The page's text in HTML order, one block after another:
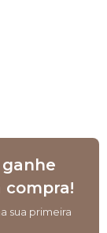
ganhe
compra!
sua primeira